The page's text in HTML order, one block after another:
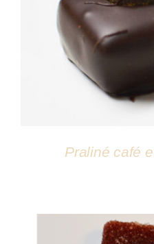
Praliné café